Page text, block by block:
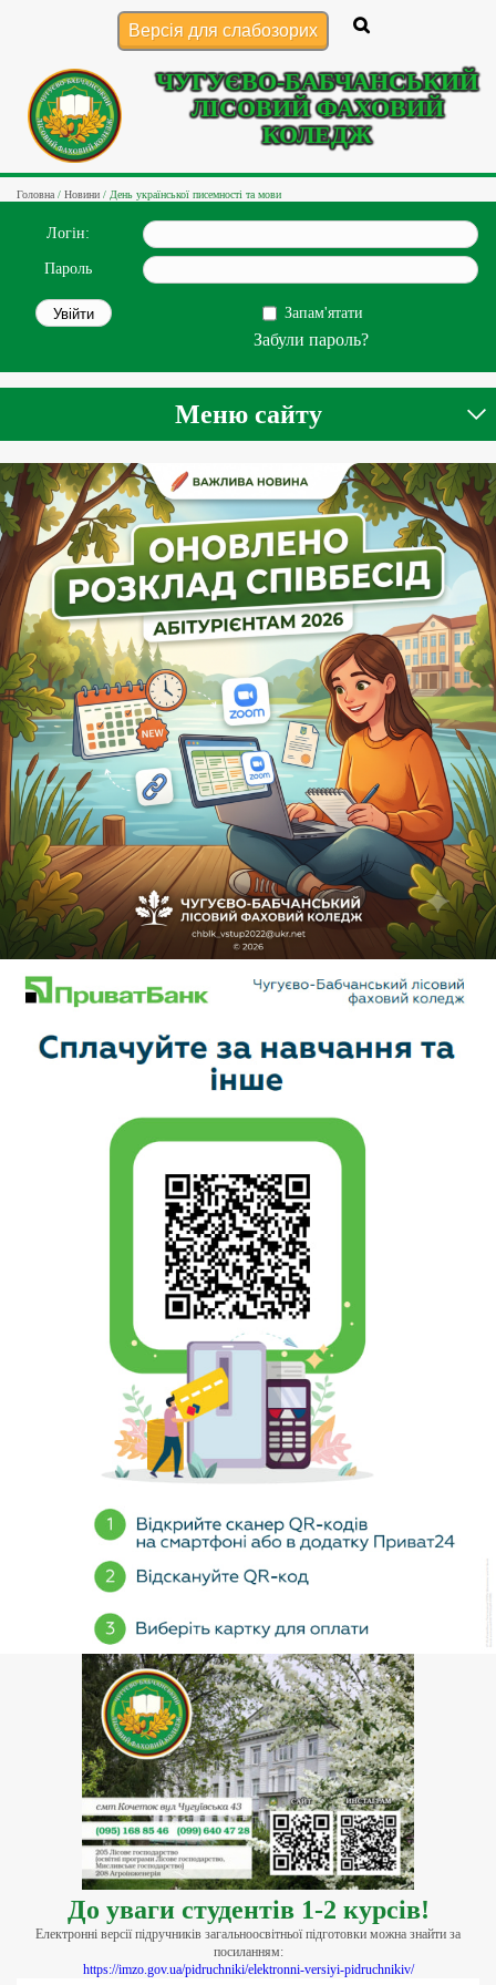
ЧУГУЄВО-БАБЧАНСЬКИЙ
ЛІСОВИЙ ФАХОВИЙ
КОЛЕДЖ
Версія для слабозорих
Головна / Новини / День української писемності та мови
Логін:
Пароль
Запам'ятати
Забули пароль?
Меню сайту
До уваги студентів 1-2 курсів!
Електронні версії підручників загальноосвітньої підготовки можна знайти за
посиланням:
https://imzo.gov.ua/pidruchniki/elektronni-versiyi-pidruchnikiv/